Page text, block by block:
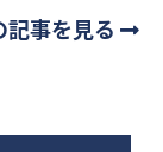
記事を見る